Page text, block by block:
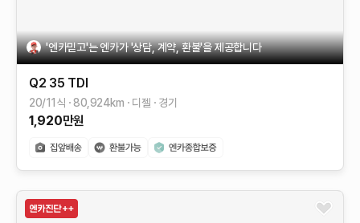
'엔카믿고'는 엔카가 '상담, 계약, 환불'을 제공합니다
Q2 35 TDI
20/11식 80,924km 디젤 경기
1,920만원